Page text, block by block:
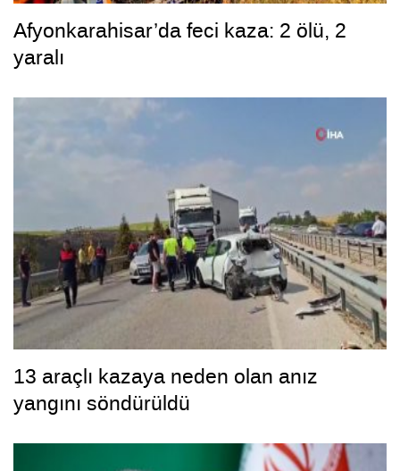
Afyonkarahisar’da feci kaza: 2 ölü, 2
yaralı
13 araçlı kazaya neden olan anız
yangını söndürüldü